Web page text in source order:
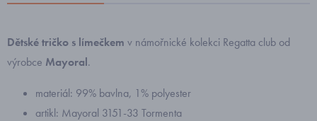
Dětské tričko s límečkem v námořnické kolekci Regatta club od
výrobce Mayoral.
materiál: 99% bavlna, 1% polyester
artikl: Mayoral 3151-33 Tormenta